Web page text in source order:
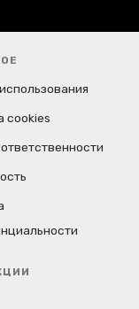
cookies